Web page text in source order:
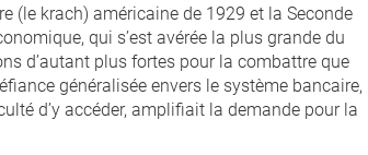
(le krach) américaine de 1929 et la Seconde
qui s’est avérée la plus grande du
d’autant plus fortes pour la combattre que
généralisée envers le système bancaire,
d’y accéder, amplifiait la demande pour la